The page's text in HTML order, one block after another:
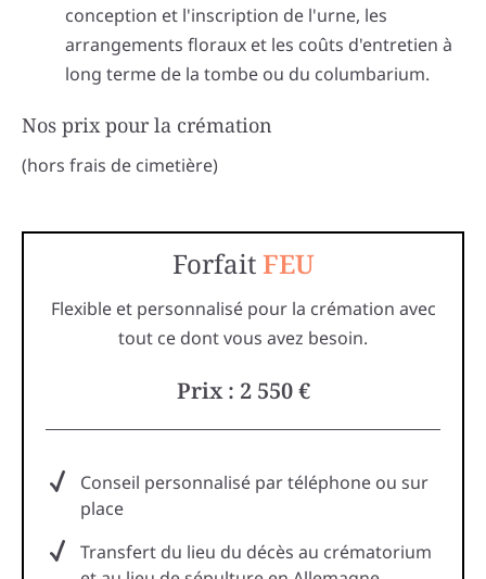
conception et l'inscription de l'urne, les
arrangements floraux et les coûts d'entretien à
long terme de la tombe ou du columbarium.
Nos prix pour la crémation
(hors frais de cimetière)
ForfaitFEU
Flexible et personnalisé pour la crémation avec
tout ce dont vous avez besoin.
Prix : 2 550 €
Conseil personnalisé par téléphone ou sur
place
Transfert du lieu du décès au crématorium